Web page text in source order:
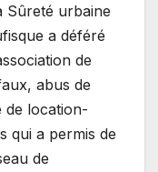
Sûreté urbaine
a déféré
de
abus de
de location-
qui a permis de
de